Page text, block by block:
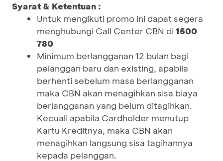
Syarat & Ketentuan :
Untuk mengikuti promo ini dapat segera
menghubungi Call Center CBN di1500
780
Minimum berlangganan 12 bulan bagi
pelanggan baru dan existing, apabila
berhenti sebelum masa berlangganan
maka CBN akan menagihkan sisa biaya
berlangganan yang belum ditagihkan.
Kecuali apabila Cardholder menutup
Kartu Kreditnya, maka CBN akan
menagihkan langsung sisa tagihannya
kepada pelanggan.